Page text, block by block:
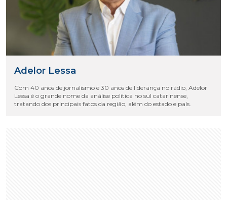
Adelor Lessa
Com 40 anos de jornalismo e 30 anos de liderança no rádio, Adelor
Lessa é o grande nome da análise política no sul catarinense,
tratando dos principais fatos da região, além do estado e país.